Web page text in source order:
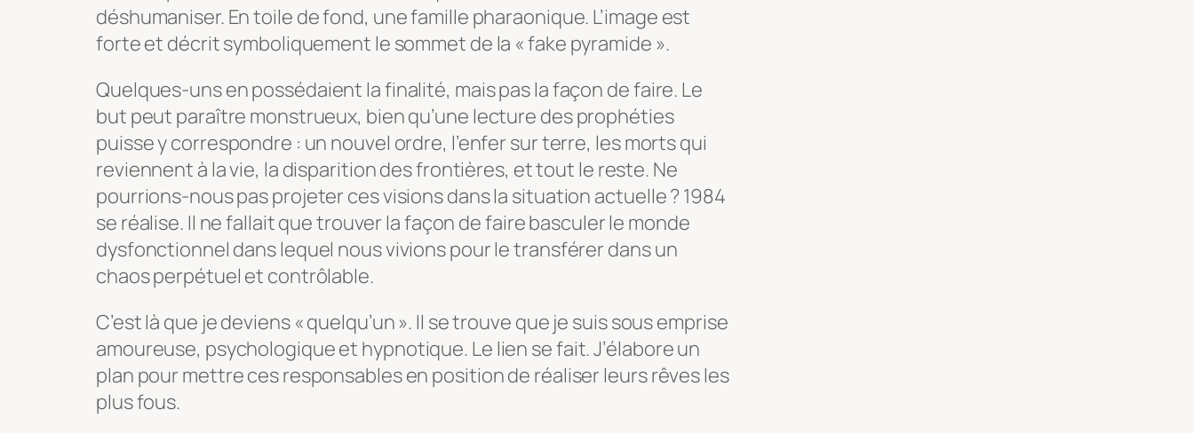
déshumaniser. En toile de fond, une famille pharaonique. L’image est
forte et décrit symboliquement le sommet de la « fake pyramide ».
Quelques-uns en possédaient la finalité, mais pas la façon de faire. Le
but peut paraître monstrueux, bien qu’une lecture des prophéties
puisse y correspondre : un nouvel ordre, l’enfer sur terre, les morts qui
reviennent à la vie, la disparition des frontières, et tout le reste. Ne
pourrions-nous pas projeter ces visions dans la situation actuelle ? 1984
se réalise. Il ne fallait que trouver la façon de faire basculer le monde
dysfonctionnel dans lequel nous vivions pour le transférer dans un
chaos perpétuel et contrôlable.
C’est là que je deviens « quelqu’un ». Il se trouve que je suis sous emprise
amoureuse, psychologique et hypnotique. Le lien se fait. J’élabore un
plan pour mettre ces responsables en position de réaliser leurs rêves les
plus fous.